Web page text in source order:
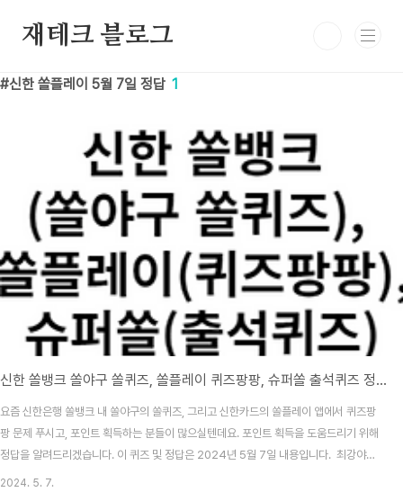
재테크 블로그
신한 쏠플레이 5월 7일 정답 1
신한 쏠뱅크 쏠야구 쏠퀴즈, 쏠플레이 퀴즈팡팡, 슈퍼쏠 출석퀴즈 정답 5월 7일
요즘 신한은행 쏠뱅크 내 쏠야구의 쏠퀴즈, 그리고 신한카드의 쏠플레이 앱에서 퀴즈팡
팡 문제 푸시고, 포인트 획득하는 분들이 많으실텐데요. 포인트 획득을 도움드리기 위해
정답을 알려드리겠습니다. 이 퀴즈 및 정답은 2024년 5월 7일 내용입니다. 최강야구
시즌3 방송시간, 선수, 전적 총정리 목차 신한 쏠뱅크 쏠야구(쏠퀴즈) 5월 7일 문제 및
2024. 5. 7.